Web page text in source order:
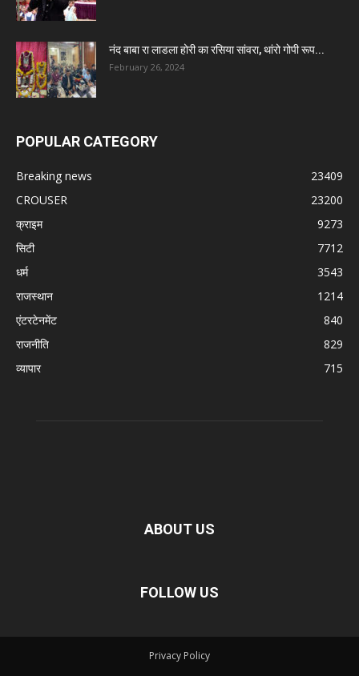
नंद बाबा रा लाडला होरी का रसिया सांवरा, थांरो गोपी रूप...
February 26, 2024
POPULAR CATEGORY
Breaking news
23409
CROUSER
23200
क्राइम
9273
सिटी
7712
धर्म
3543
राजस्थान
1214
एंटरटेनमेंट
840
राजनीति
829
व्यापार
715
ABOUT US
FOLLOW US
Privacy Policy